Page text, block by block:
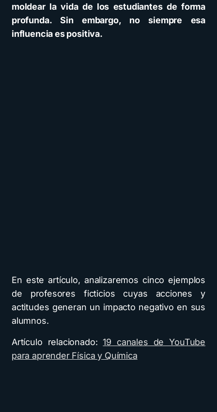
moldear la vida de los estudiantes de forma
profunda. Sin embargo, no siempre esa
influencia es positiva.
En este artículo, analizaremos cinco ejemplos
de profesores ficticios cuyas acciones y
actitudes generan un impacto negativo en sus
alumnos.
Artículo relacionado:19 canales de YouTube
para aprender Física y Química